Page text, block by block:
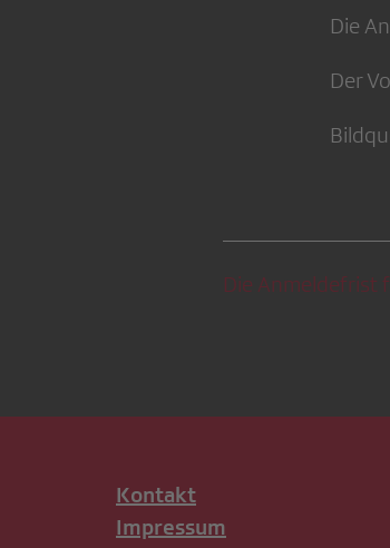
Die
Der
Die Anmeldefrist
Kontakt
Impressum